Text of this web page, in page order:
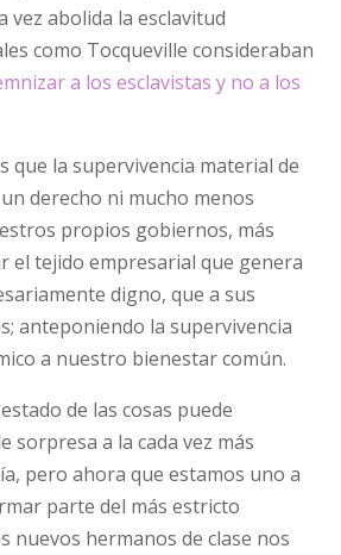
vez abolida la esclavitud
como Tocqueville consideraban
a los esclavistas y no a los
que la supervivencia material de
derecho ni mucho menos
propios gobiernos, más
el tejido empresarial que genera
digno, que a sus
anteponiendo la supervivencia
a nuestro bienestar común.
de las cosas puede
sorpresa a la cada vez más
pero ahora que estamos uno a
parte del más estricto
nuevos hermanos de clase nos